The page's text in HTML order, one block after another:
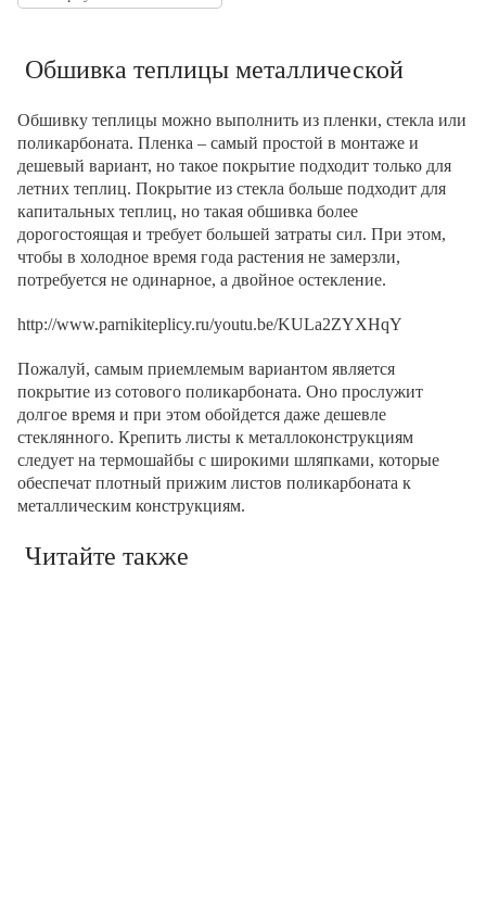
Обшивка теплицы металлической
Обшивку теплицы можно выполнить из пленки, стекла или
поликарбоната. Пленка – самый простой в монтаже и
дешевый вариант, но такое покрытие подходит только для
летних теплиц. Покрытие из стекла больше подходит для
капитальных теплиц, но такая обшивка более
дорогостоящая и требует большей затраты сил. При этом,
чтобы в холодное время года растения не замерзли,
потребуется не одинарное, а двойное остекление.
http://www.parnikiteplicy.ru/youtu.be/KULa2ZYXHqY
Пожалуй, самым приемлемым вариантом является
покрытие из сотового поликарбоната. Оно прослужит
долгое время и при этом обойдется даже дешевле
стеклянного. Крепить листы к металлоконструкциям
следует на термошайбы с широкими шляпками, которые
обеспечат плотный прижим листов поликарбоната к
металлическим конструкциям.
Читайте также